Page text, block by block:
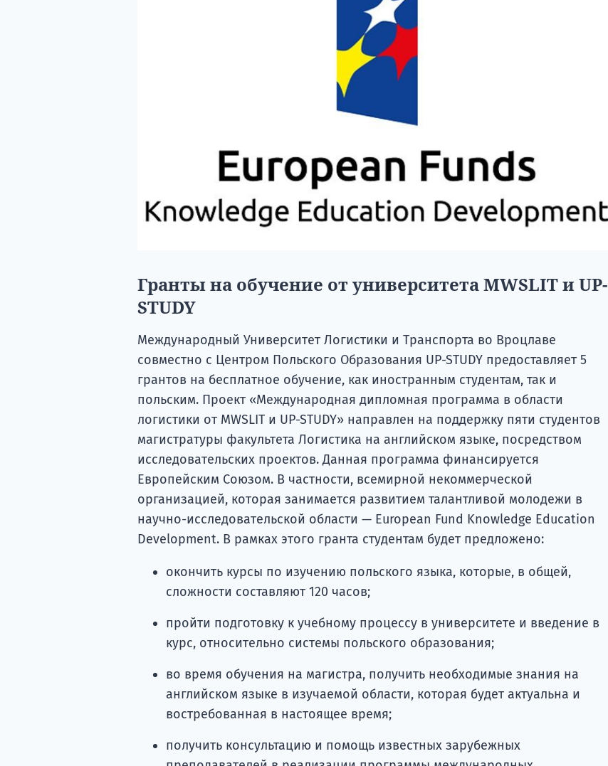
Гранты на обучение от университета MWSLIT и UP-
STUDY
Международный Университет Логистики и Транспорта во Вроцлаве
совместно с Центром Польского Образования UP-STUDY предоставляет 5
грантов на бесплатное обучение, как иностранным студентам, так и
польским. Проект «Международная дипломная программа в области
логистики от MWSLIT и UP-STUDY» направлен на поддержку пяти студентов
магистратуры факультета Логистика на английском языке, посредством
исследовательских проектов. Данная программа финансируется
Европейским Союзом. В частности, всемирной некоммерческой
организацией, которая занимается развитием талантливой молодежи в
научно-исследовательской области — European Fund Knowledge Education
Development. В рамках этого гранта студентам будет предложено:
окончить курсы по изучению польского языка, которые, в общей,
сложности составляют 120 часов;
пройти подготовку к учебному процессу в университете и введение в
курс, относительно системы польского образования;
во время обучения на магистра, получить необходимые знания на
английском языке в изучаемой области, которая будет актуальна и
востребованная в настоящее время;
получить консультацию и помощь известных зарубежных